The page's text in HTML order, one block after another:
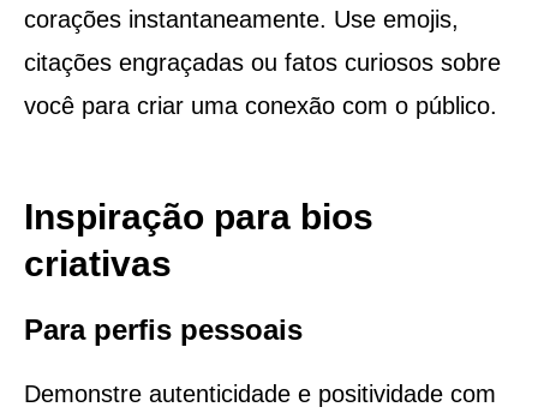
corações instantaneamente. Use emojis,
citações engraçadas ou fatos curiosos sobre
você para criar uma conexão com o público.
Inspiração para bios
criativas
Para perfis pessoais
Demonstre autenticidade e positividade com